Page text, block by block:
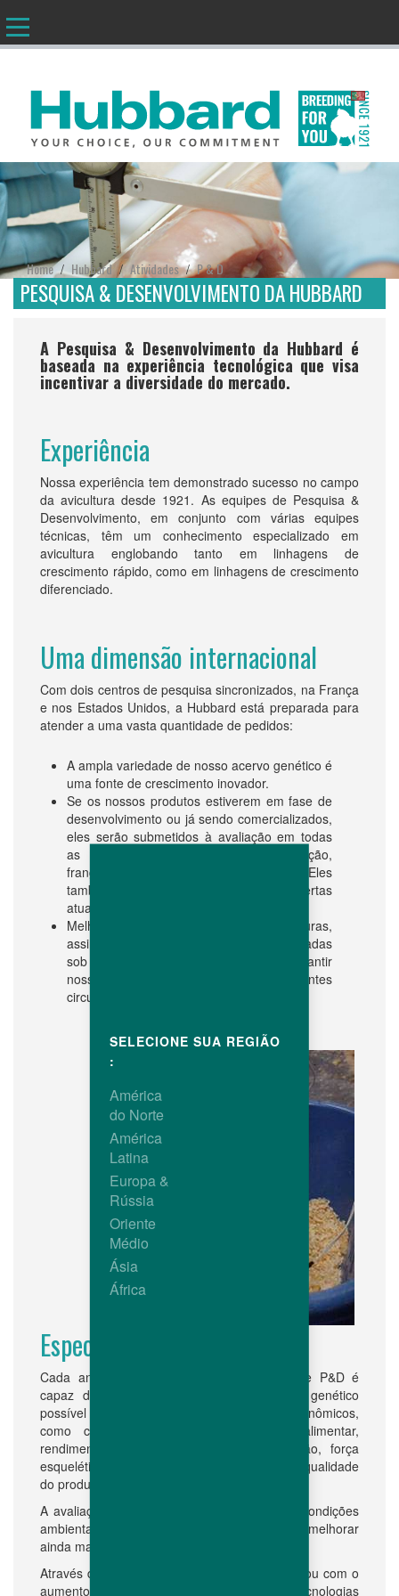
PT
Home/ Hubbard/Atividades/P & D
PESQUISA & DESENVOLVIMENTO DA HUBBARD
A Pesquisa & Desenvolvimento da Hubbard é
baseada na experiência tecnológica que visa
incentivar a diversidade do mercado.
Experiência
Nossa experiência tem demonstrado sucesso no campo
da avicultura desde 1921. As equipes de Pesquisa &
Desenvolvimento, em conjunto com várias equipes
técnicas, têm um conhecimento especializado em
avicultura englobando tanto em linhagens de
crescimento rápido, como em linhagens de crescimento
diferenciado.
Uma dimensão internacional
Com dois centros de pesquisa sincronizados, na França
e nos Estados Unidos, a Hubbard está preparada para
atender a uma vasta quantidade de pedidos:
A ampla variedade de nosso acervo genético é
uma fonte de crescimento inovador.
Se os nossos produtos estiverem em fase de
desenvolvimento ou já sendo comercializados,
eles serão submetidos à avaliação em todas
as fases, seja no âmbito de reprodução,
frango de corte ou processamento. Eles
também são comparados com as ofertas
atuais do mercado global.
Melhorias genéticas em linhagens puras,
assim como nos produtos finais, são avaliadas
sob várias condições ambientais para garantir
nossas soluções competitivas em diferentes
circunstâncias.
Especialidade tecnológica
Cada animal criado em nossas fazendas de P&D é
capaz de mostrar o seu melhor potencial genético
possível para todos os critérios técnicos e econômicos,
como crescimento, taxa de conversão alimentar,
rendimento de carne, viabilidade, reprodução, força
esquelética, características de bem-estar e qualidade
do produto.
A avaliação das linhas puras sob diferentes condições
ambientais permite aos nossos geneticistas melhorar
ainda mais a robustez de nossos produtos.
Através da implementação de novos critérios ou com o
aumento da precisão dos atuais, as novas tecnologias
SELECIONE SUA REGIÃO
:
América
do Norte
América
Latina
Europa &
Rússia
Oriente
Médio
Ásia
África